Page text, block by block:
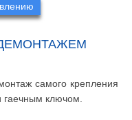
самого крепления
гаечным ключом.